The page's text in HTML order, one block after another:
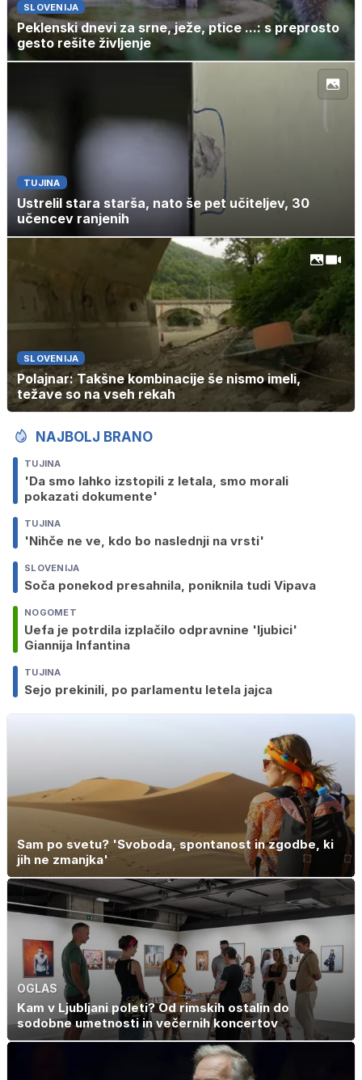
SLOVENIJA
Peklenski dnevi za srne, ježe, ptice ...: s preprosto
gesto rešite življenje
TUJINA
Ustrelil stara starša, nato še pet učiteljev, 30
učencev ranjenih
SLOVENIJA
Polajnar: Takšne kombinacije še nismo imeli,
težave so na vseh rekah
NAJBOLJ BRANO
TUJINA
'Da smo lahko izstopili z letala, smo morali
pokazati dokumente'
TUJINA
'Nihče ne ve, kdo bo naslednji na vrsti'
SLOVENIJA
Soča ponekod presahnila, poniknila tudi Vipava
NOGOMET
Uefa je potrdila izplačilo odpravnine 'ljubici'
Giannija Infantina
TUJINA
Sejo prekinili, po parlamentu letela jajca
Sam po svetu? 'Svoboda, spontanost in zgodbe, ki
jih ne zmanjka'
OGLAS
Kam v Ljubljani poleti? Od rimskih ostalin do
sodobne umetnosti in večernih koncertov